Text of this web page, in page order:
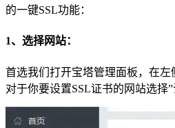
的一键SSL功能：
1、选择网站：
首选我们打开宝塔管理面板，在左
对于你要设置SSL证书的网站选择”